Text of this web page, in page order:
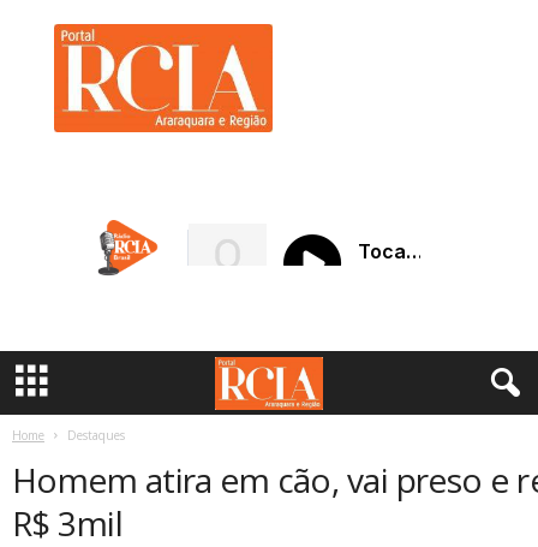
a
Home Destaques
Homem atira em cão, vai preso e
R$ 3mil